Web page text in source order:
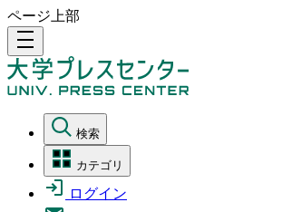
ページ上部
density_medium
検索
カテゴリ
ログイン